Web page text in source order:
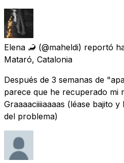
Elena 🦂 (@maheldi) reportó
Mataró, Catalonia
Después de 3 semanas de
parece que he recuperado mi
Graaaaciiiiaaaas (léase bajito
del problema)